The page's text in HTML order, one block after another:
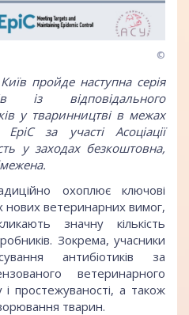
©
пройде наступна серія
із відповідального
у тваринництві в межах
за участі Асоціації
у заходах безкоштовна,
охоплює ключові
нових ветеринарних вимог,
значну кількість
Зокрема, учасники
антибіотиків за
ветеринарного
і простежуваності, а також
тварин.